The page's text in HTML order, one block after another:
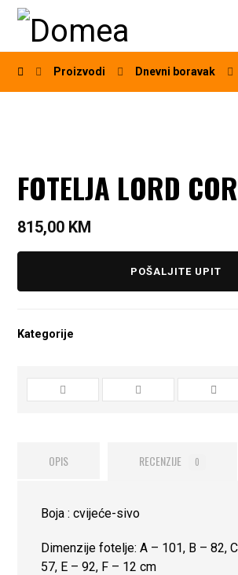
Proizvodi Dnevni boravak
FOTELJA LORD
815,00 KM
POŠALJITE UPIT
Kategorije
OPIS RECENZIJE 0
Boja : cvijeće-sivo
Dimenzije fotelje: A – 101, B – 82,
57, E – 92, F – 12 cm